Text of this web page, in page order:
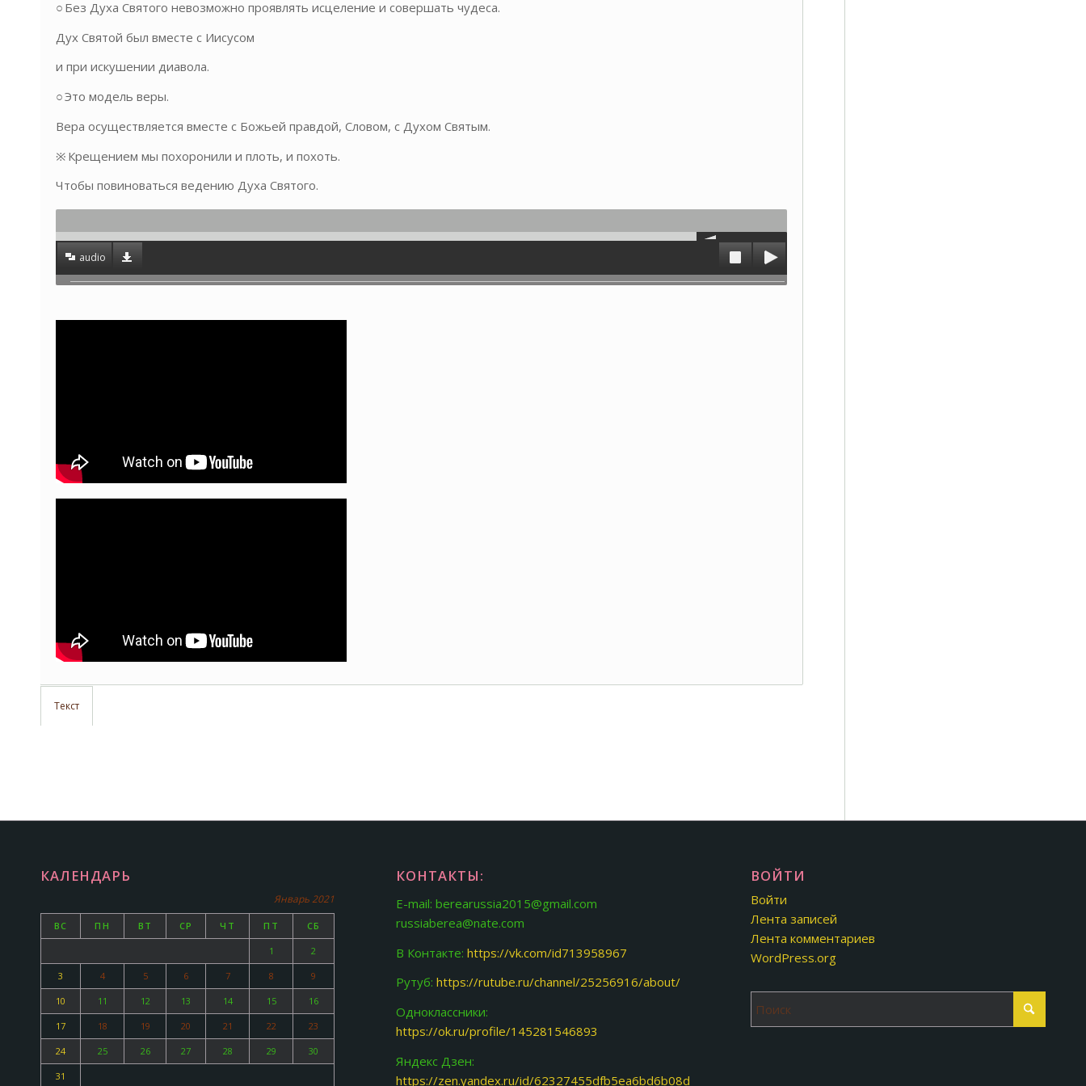
○ Без Духа Святого невозможно проявлять исцеление и совершать чудеса.
Дух Святой был вместе с Иисусом
и при искушении диавола.
○ Это модель веры.
Вера осуществляется вместе с Божьей правдой, Словом, с Духом Святым.
※ Крещением мы похоронили и плоть, и похоть.
Чтобы повиноваться ведению Духа Святого.
audio
Текст
КАЛЕНДАРЬ
Январь 2021
ВС ПН ВТ СР ЧТ ПТ СБ
1 2
3 4 5 6 7 8 9
10 11 12 13 14 15 16
17 18 19 20 21 22 23
24 25 26 27 28 29 30
31
КОНТАКТЫ:
E-mail: berearussia2015@gmail.com
russiaberea@nate.com
В Контакте: https://vk.com/id713958967
Рутуб: https://rutube.ru/channel/25256916/about/
Одноклассники:
https://ok.ru/profile/145281546893
Яндекс Дзен:
https://zen.yandex.ru/id/62327455dfb5ea6bd6b08d31
ВОЙТИ
Войти
Лента записей
Лента комментариев
WordPress.org